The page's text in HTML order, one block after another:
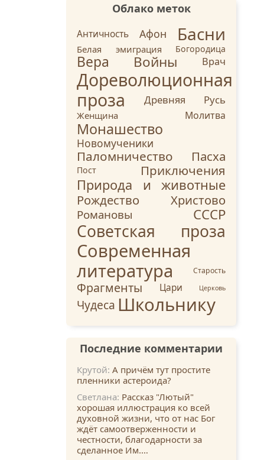
Облако меток
Античность Афон Басни
Белая эмиграция Богородица
Вера Войны Врач
Дореволюционная
проза
Древняя Русь
Женщина Молитва
Монашество
Новомученики
Паломничество Пасха
Пост Приключения
Природа и животные
Рождество Христово
Романовы СССР
Советская проза
Современная
литература
Старость
Фрагменты Цари Церковь
Чудеса Школьнику
Последние комментарии
Крутой: А причём тут простите
пленники астероида?
Светлана: Рассказ "Лютый"
хорошая иллюстрация ко всей
духовной жизни, что от нас Бог
ждёт самоотверженности и
честности, благодарности за
сделанное Им.…